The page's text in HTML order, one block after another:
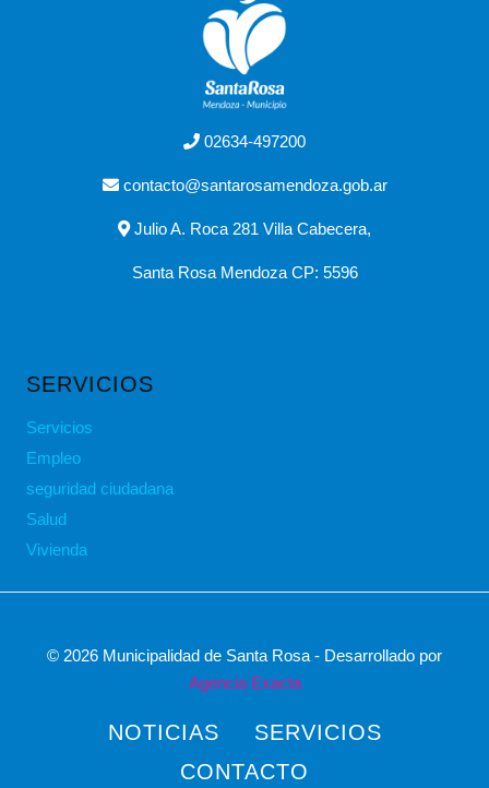
02634-497200
contacto@santarosamendoza.gob.ar
Julio A. Roca 281 Villa Cabecera,
Santa Rosa Mendoza CP: 5596
SERVICIOS
Servicios
Empleo
seguridad ciudadana
Salud
Vivienda
© 2026 Municipalidad de Santa Rosa - Desarrollado por
Agencia Exacta
NOTICIAS
SERVICIOS
CONTACTO